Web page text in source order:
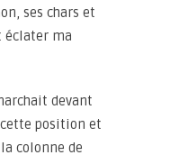
ses chars et
éclater ma
devant
position et
colonne de